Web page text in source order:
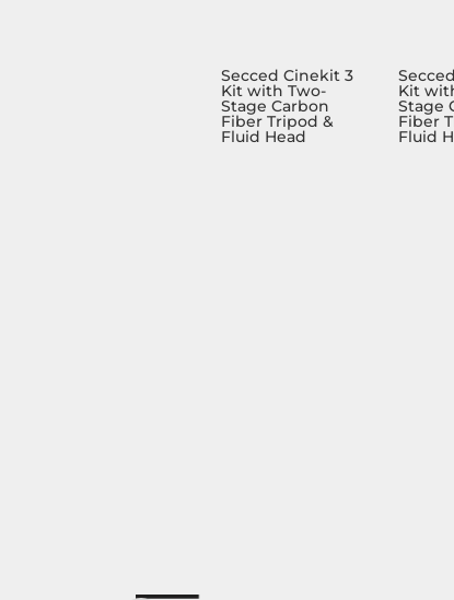
Secced Cinekit 3
Kit with Two-
Stage Carbon
Fiber Tripod &
Fluid Head
Kit
Stage
Fiber
Fluid